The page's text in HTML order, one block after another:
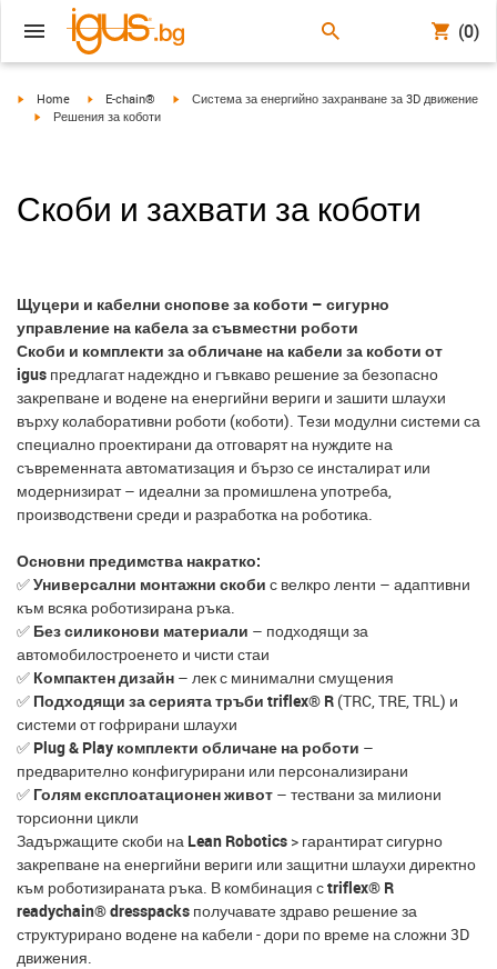
(0)
igus-icon-arrow-right
Home igus-icon-arrow-right
E-chain® igus-icon-arrow-right
Система за енергийно захранване за 3D движение
igus-icon-arrow-right
Решения за коботи
Скоби и захвати за коботи
Щуцери и кабелни снопове за коботи – сигурно
управление на кабела за съвместни роботи
Скоби и комплекти за обличане на кабели за коботи от
igus предлагат надеждно и гъвкаво решение за безопасно
закрепване и водене на енергийни вериги и зашити шлаухи
върху колаборативни роботи (коботи). Тези модулни системи са
специално проектирани да отговарят на нуждите на
съвременната автоматизация и бързо се инсталират или
модернизират – идеални за промишлена употреба,
производствени среди и разработка на роботика.
Основни предимства накратко:
✅Универсални монтажни скоби с велкро ленти – адаптивни
към всяка роботизирана ръка.
✅ Без силиконови материали – подходящи за
автомобилостроенето и чисти стаи
✅ Компактен дизайн – лек с минимални смущения
✅ Подходящи за серията тръби triflex® R (TRC, TRE, TRL) и
системи от гофрирани шлаухи
✅ Plug & Play комплекти обличане на роботи –
предварително конфигурирани или персонализирани
✅ Голям експлоатационен живот – тествани за милиони
торсионни цикли
Задържащите скоби на Lean Robotics > гарантират сигурно
закрепване на енергийни вериги или защитни шлаухи директно
към роботизираната ръка. В комбинация сtriflex® R
readychain® dresspacks получавате здраво решение за
структурирано водене на кабели - дори по време на сложни 3D
движения.